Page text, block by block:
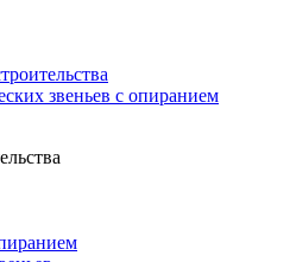
звеньев с опиранием